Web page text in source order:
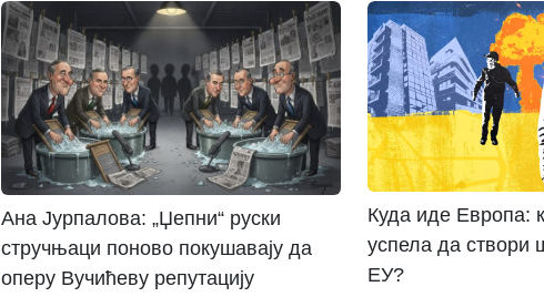
Ана Јурпалова: „Џепни“ руски
стручњаци поново покушавају да
оперу Вучићеву репутацију
Куда иде Европа:
успела да створи
ЕУ?